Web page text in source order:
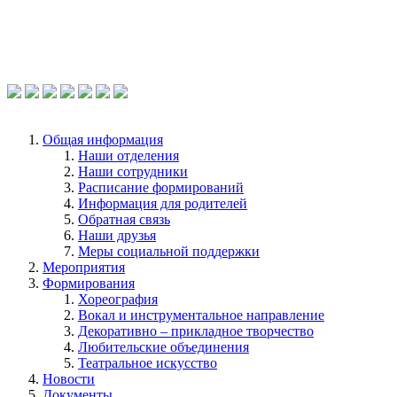
Общая информация
Наши отделения
Наши сотрудники
Расписание формирований
Информация для родителей
Обратная связь
Наши друзья
Меры социальной поддержки
Мероприятия
Формирования
Хореография
Вокал и инструментальное направление
Декоративно – прикладное творчество
Любительские объединения
Театральное искусство
Новости